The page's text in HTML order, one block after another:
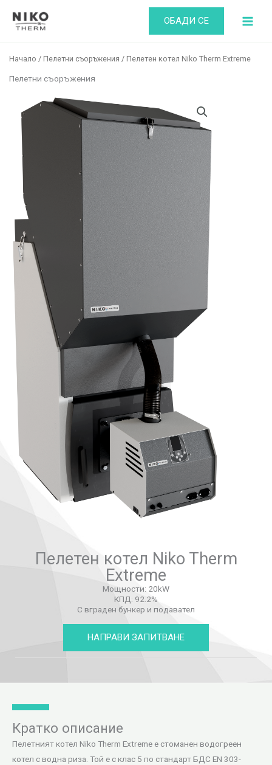
ОБАДИ СЕ
Начало / Пелетни съоръжения / Пелетен котел Niko Therm Extreme
Пелетни съоръжения
Пелетен котел Niko Therm
Extreme
Мощности: 20kW
КПД: 92.2%
С вграден бункер и подавател
НАПРАВИ ЗАПИТВАНЕ
Кратко описание
Пелетният котел Niko Therm Extreme е стоманен водогреен
котел с водна риза. Той е с клас 5 по стандарт БДС EN 303-